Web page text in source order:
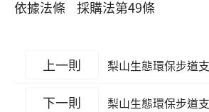
依據法條 採購法第49條
上一則 梨山生態環保步道支
下一則 梨山生態環保步道支